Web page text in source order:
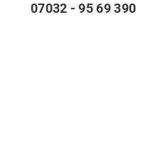
07032 - 95 69 390